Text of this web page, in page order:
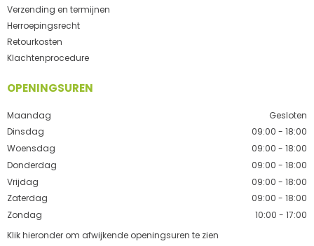
Verzending en termijnen
Herroepingsrecht
Retourkosten
Klachtenprocedure
OPENINGSUREN
Maandag
Gesloten
Dinsdag
09:00 - 18:00
Woensdag
09:00 - 18:00
Donderdag
09:00 - 18:00
Vrijdag
09:00 - 18:00
Zaterdag
09:00 - 18:00
Zondag
10:00 - 17:00
Klik hieronder om afwijkende openingsuren te zien